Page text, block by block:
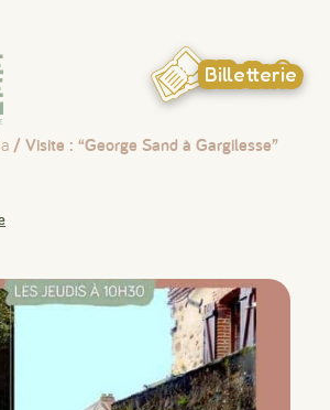
Billetterie
/ Visite : “George Sand à Gargilesse”